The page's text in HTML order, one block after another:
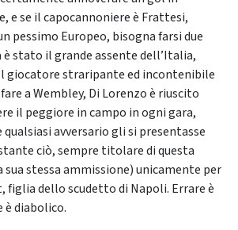
e se il capocannoniere è Frattesi,
pessimo Europeo, bisogna farsi due
è stato il grande assente dell’Italia,
giocatore straripante ed incontenibile
a Wembley, Di Lorenzo è riuscito
il peggiore in campo in ogni gara,
qualsiasi avversario gli si presentasse
ciò, sempre titolare di questa
sua stessa ammissione) unicamente per
figlia dello scudetto di Napoli. Errare è
è diabolico.